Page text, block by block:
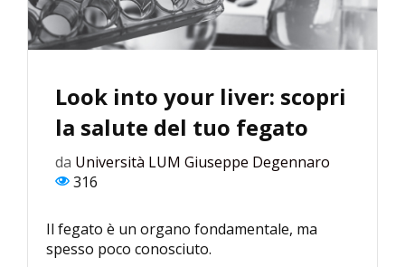
Look into your liver: scopri
la salute del tuo fegato
da Università LUM Giuseppe Degennaro
316
Il fegato è un organo fondamentale, ma
spesso poco conosciuto.